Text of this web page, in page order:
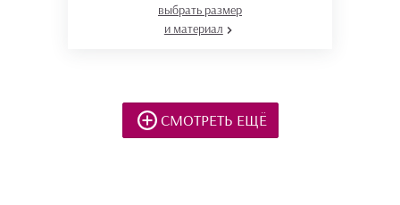
выбрать размер
и материал
СМОТРЕТЬ ЕЩЁ